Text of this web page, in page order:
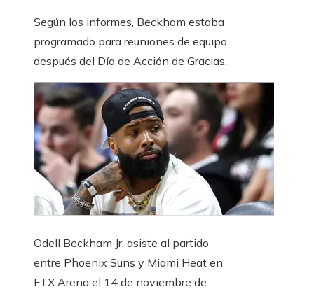
Según los informes, Beckham estaba
programado para reuniones de equipo
después del Día de Acción de Gracias.
Odell Beckham Jr. asiste al partido
entre Phoenix Suns y Miami Heat en
FTX Arena el 14 de noviembre de